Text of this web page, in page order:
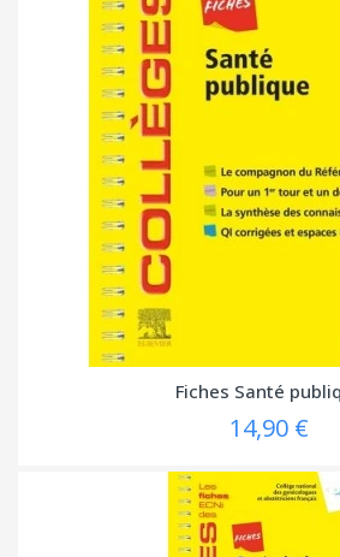
Fiches Santé
14,90 €